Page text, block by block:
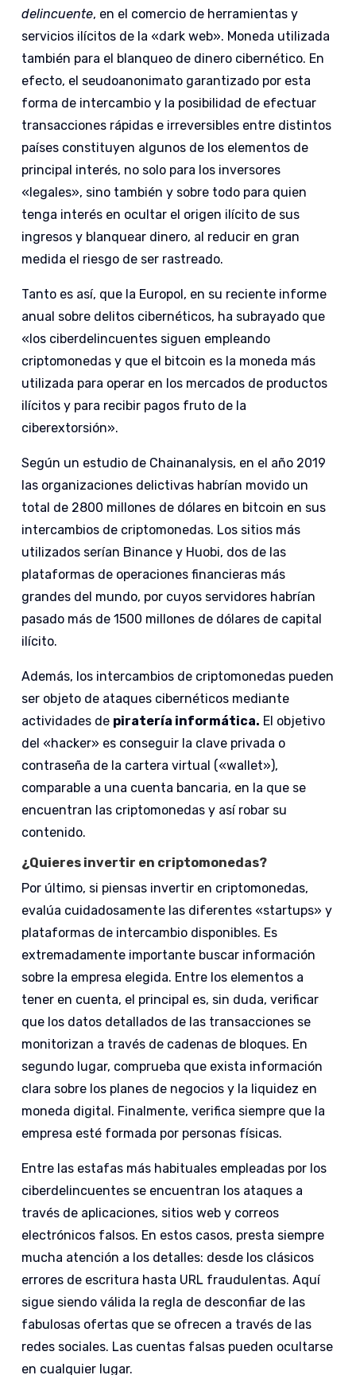
delincuente, en el comercio de herramientas y
servicios ilícitos de la «dark web». Moneda utilizada
también para el blanqueo de dinero cibernético. En
efecto, el seudoanonimato garantizado por esta
forma de intercambio y la posibilidad de efectuar
transacciones rápidas e irreversibles entre distintos
países constituyen algunos de los elementos de
principal interés, no solo para los inversores
«legales», sino también y sobre todo para quien
tenga interés en ocultar el origen ilícito de sus
ingresos y blanquear dinero, al reducir en gran
medida el riesgo de ser rastreado.
Tanto es así, que la Europol, en su reciente informe
anual sobre delitos cibernéticos, ha subrayado que
«los ciberdelincuentes siguen empleando
criptomonedas y que el bitcoin es la moneda más
utilizada para operar en los mercados de productos
ilícitos y para recibir pagos fruto de la
ciberextorsión».
Según un estudio de Chainanalysis, en el año 2019
las organizaciones delictivas habrían movido un
total de 2800 millones de dólares en bitcoin en sus
intercambios de criptomonedas. Los sitios más
utilizados serían Binance y Huobi, dos de las
plataformas de operaciones financieras más
grandes del mundo, por cuyos servidores habrían
pasado más de 1500 millones de dólares de capital
ilícito.
Además, los intercambios de criptomonedas pueden
ser objeto de ataques cibernéticos mediante
actividades de piratería informática. El objetivo
del «hacker» es conseguir la clave privada o
contraseña de la cartera virtual («wallet»),
comparable a una cuenta bancaria, en la que se
encuentran las criptomonedas y así robar su
contenido.
¿Quieres invertir en criptomonedas?
Por último, si piensas invertir en criptomonedas,
evalúa cuidadosamente las diferentes «startups» y
plataformas de intercambio disponibles. Es
extremadamente importante buscar información
sobre la empresa elegida. Entre los elementos a
tener en cuenta, el principal es, sin duda, verificar
que los datos detallados de las transacciones se
monitorizan a través de cadenas de bloques. En
segundo lugar, comprueba que exista información
clara sobre los planes de negocios y la liquidez en
moneda digital. Finalmente, verifica siempre que la
empresa esté formada por personas físicas.
Entre las estafas más habituales empleadas por los
ciberdelincuentes se encuentran los ataques a
través de aplicaciones, sitios web y correos
electrónicos falsos. En estos casos, presta siempre
mucha atención a los detalles: desde los clásicos
errores de escritura hasta URL fraudulentas. Aquí
sigue siendo válida la regla de desconfiar de las
fabulosas ofertas que se ofrecen a través de las
redes sociales. Las cuentas falsas pueden ocultarse
en cualquier lugar.